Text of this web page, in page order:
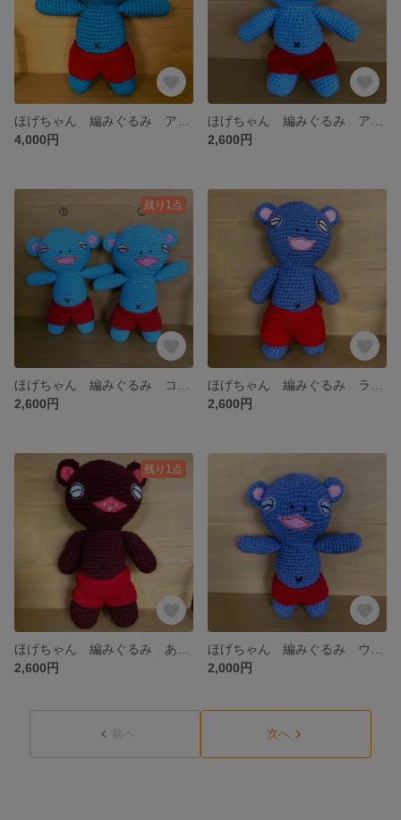
4,000円
2,600円
残り1点
2,600円
2,600円
残り1点
2,600円
2,000円
前へ 次へ